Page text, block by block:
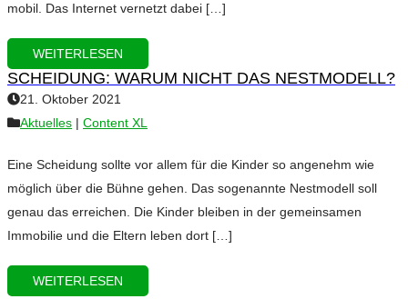
mobil. Das Internet vernetzt dabei […]
WEITERLESEN
SCHEIDUNG: WARUM NICHT DAS NESTMODELL?
21. Oktober 2021
Aktuelles | Content XL
Eine Scheidung sollte vor allem für die Kinder so angenehm wie
möglich über die Bühne gehen. Das sogenannte Nestmodell soll
genau das erreichen. Die Kinder bleiben in der gemeinsamen
Immobilie und die Eltern leben dort […]
WEITERLESEN